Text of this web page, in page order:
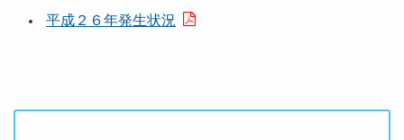
平成２６年発生状況